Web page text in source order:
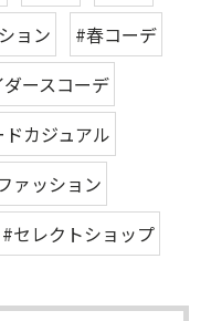
ョン
#春コーデ
ースコーデ
カジュアル
ァッション
#セレクトショップ